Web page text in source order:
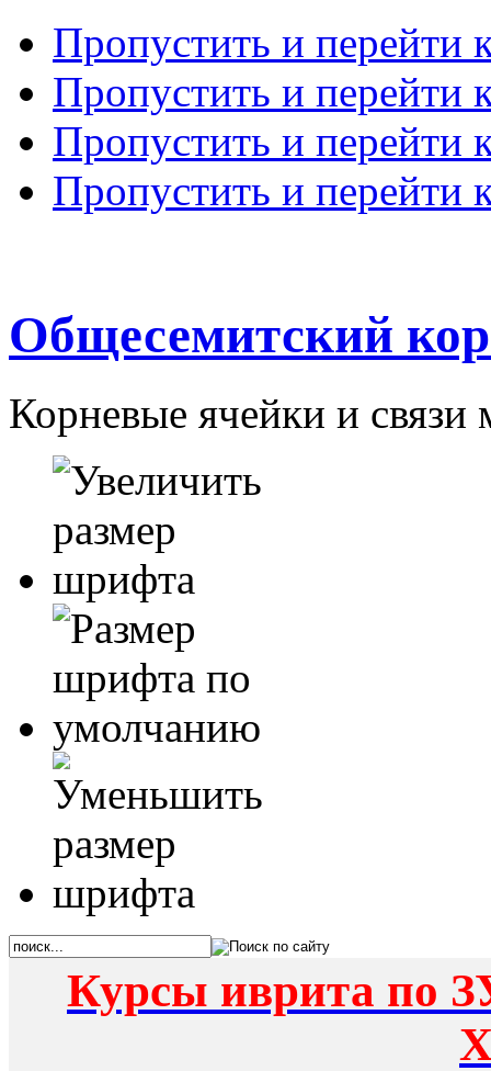
Пропустить и перейти
Пропустить и перейти
Пропустить и перейти
Пропустить и перейти
Общесемитский
Корневые ячейки и
Курсы иврита по